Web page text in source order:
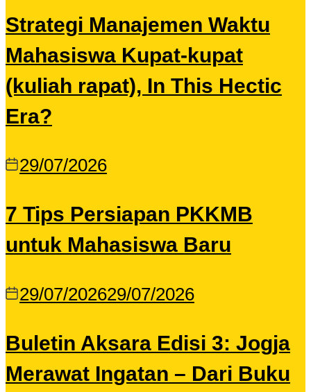
Strategi Manajemen Waktu
Mahasiswa Kupat-kupat
(kuliah rapat), In This Hectic
Era?
29/07/2026
7 Tips Persiapan PKKMB
untuk Mahasiswa Baru
29/07/202629/07/2026
Buletin Aksara Edisi 3: Jogja
Merawat Ingatan – Dari Buku